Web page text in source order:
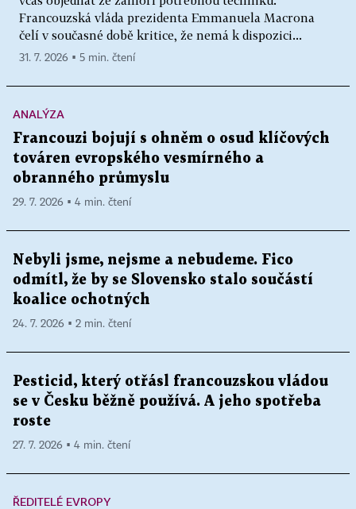
Francouzská vláda prezidenta Emmanuela Macrona
čelí v současné době kritice, že nemá k dispozici...
31. 7. 2026 ▪ 5 min. čtení
ANALÝZA
Francouzi bojují s ohněm o osud klíčových
továren evropského vesmírného a
obranného průmyslu
29. 7. 2026 ▪ 4 min. čtení
Nebyli jsme, nejsme a nebudeme. Fico
odmítl, že by se Slovensko stalo součástí
koalice ochotných
24. 7. 2026 ▪ 2 min. čtení
Pesticid, který otřásl francouzskou vládou
se v Česku běžně používá. A jeho spotřeba
roste
27. 7. 2026 ▪ 4 min. čtení
ŘEDITELÉ EVROPY